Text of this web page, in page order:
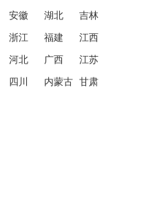
安徽 湖北 吉林
浙江 福建 江西
河北 广西 江苏
四川 内蒙古 甘肃